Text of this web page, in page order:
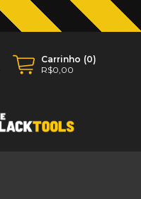
Carrinho (0)
R$0,00